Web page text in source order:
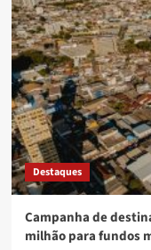
Destaques
Campanha de
milhão para fundos